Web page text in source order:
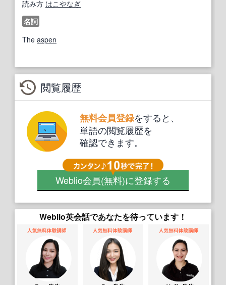
読み方 はこやなぎ
名詞
The aspen
閲覧履歴
無料会員登録をすると、
単語の閲覧履歴を
確認できます。
Weblio会員(無料)に登録する
Weblio英会話であなたを待っています！